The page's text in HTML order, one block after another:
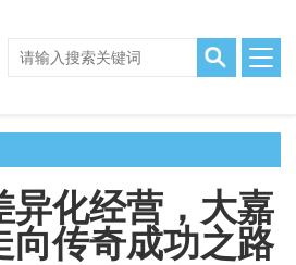
异化经营，大嘉
向传奇成功之路